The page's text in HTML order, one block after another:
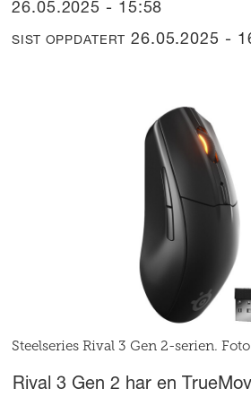
26.05.2025 - 15:58
SIST OPPDATERT 26.05.2025 -
Steelseries Rival 3 Gen 2-serien.
Rival 3 Gen 2 har en